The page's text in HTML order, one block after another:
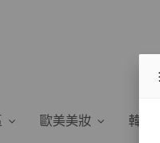
歐美美妝 韓國